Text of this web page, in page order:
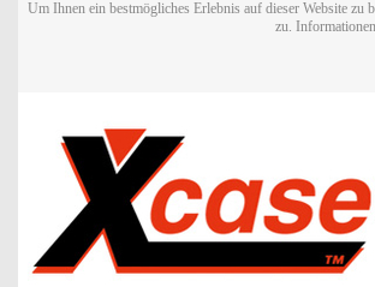
Um Ihnen ein bestmögliches Erlebnis auf dieser Website
zu.